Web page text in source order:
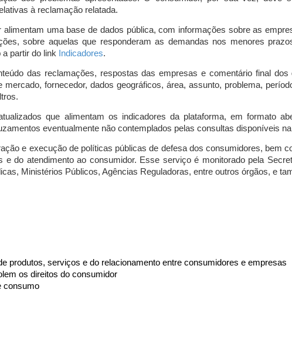
à reclamação relatada.
uma base de dados pública, com informações sobre as
sobre aquelas que responderam as demandas nos menores
partir do link
Indicadores.
das reclamações, respostas das empresas e comentário final dos
fornecedor, dados geográficos, área, assunto, problema,
que alimentam os indicadores da plataforma, em formato
eventualmente não contemplados pelas consultas disponíveis
e execução de políticas públicas de defesa dos consumidores, bem
do atendimento ao consumidor. Esse serviço é monitorado pela
Ministérios Públicos, Agências Reguladoras, entre outros órgãos, e
produtos, serviços e do relacionamento entre consumidores e empresas
os direitos do consumidor
consumo